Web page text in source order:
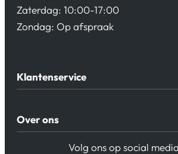
Zaterdag: 10:00-17:00
Zondag: Op afspraak
Klantenservice
Privacy beleid
Verzending / Retour
Over ons
Volg ons op social